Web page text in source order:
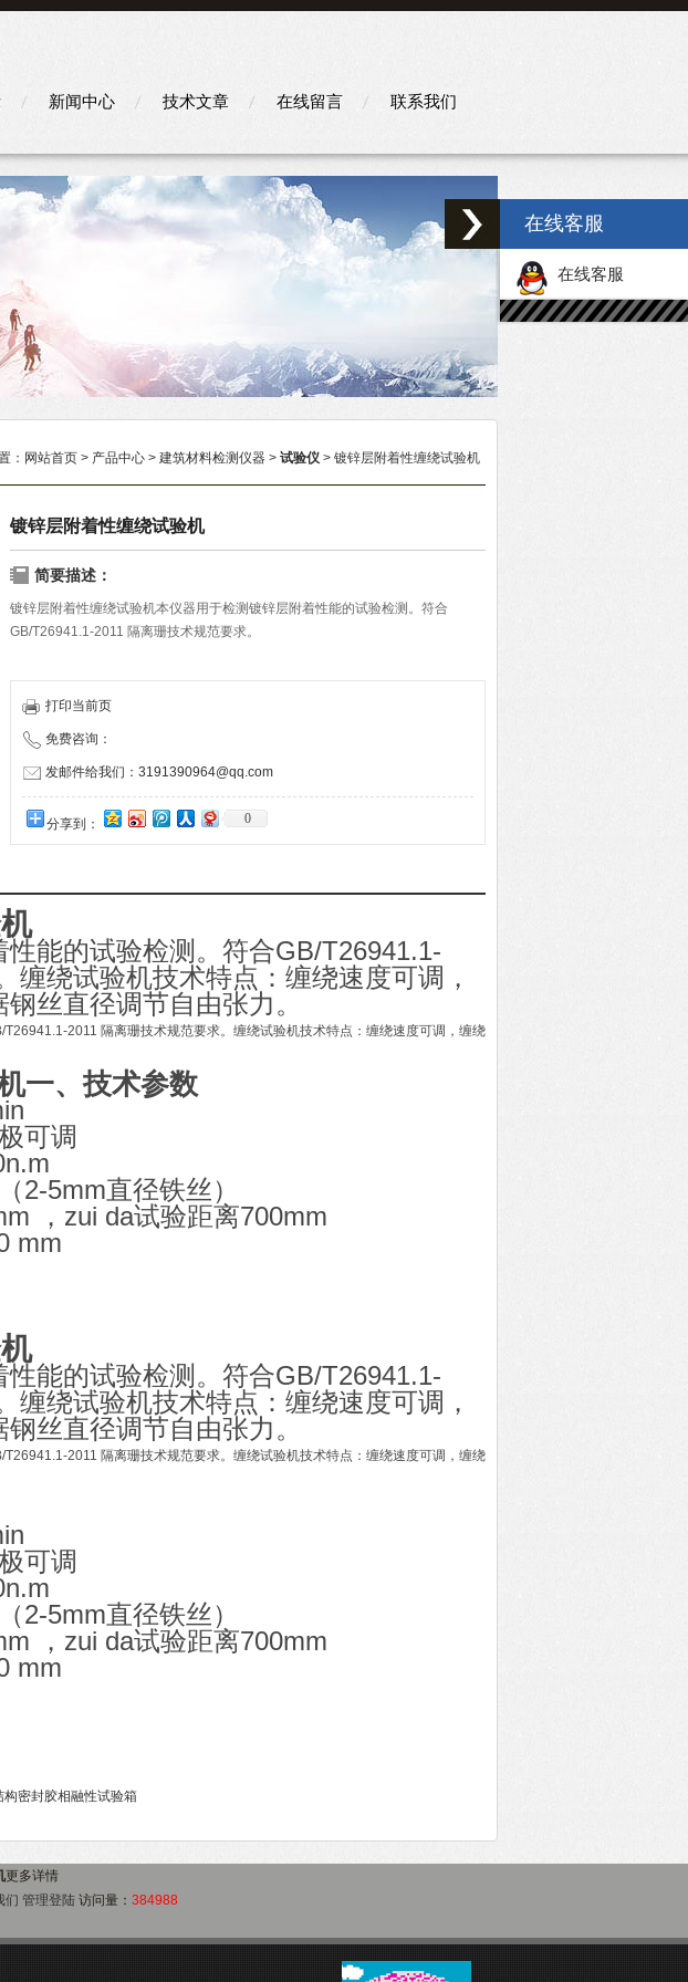
新闻中心 技术文章 在线留言 联系我们
： 网站首页 > 产品中心 > 建筑材料检测仪器 > 试验仪 > 镀锌层附着性缠绕试验机
镀锌层附着性缠绕试验机
简要描述：
镀锌层附着性缠绕试验机本仪器用于检测镀锌层附着性能的试验检测。符合
GB/T26941.1-2011 隔离珊技术规范要求。
打印当前页
免费咨询：
发邮件给我们：3191390964@qq.com
分享到： 0
能的试验检测。符合GB/T26941.1-
缠绕试验机技术特点：缠绕速度可调，
丝直径调节自由张力。
2011 隔离珊技术规范要求。缠绕试验机技术特点：缠绕速度可调，缠绕
一、技术参数
可调
2-5mm直径铁丝）
，zui da试验距离700mm
mm
能的试验检测。符合GB/T26941.1-
缠绕试验机技术特点：缠绕速度可调，
丝直径调节自由张力。
2011 隔离珊技术规范要求。缠绕试验机技术特点：缠绕速度可调，缠绕
可调
2-5mm直径铁丝）
，zui da试验距离700mm
mm
构密封胶相融性试验箱
更多详情
们 管理登陆 访问量： 384988
在线客服
在线客服